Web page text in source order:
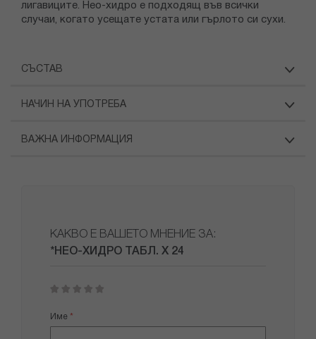
лигавиците. Нео-хидро е подходящ във всички
случаи, когато усещате устата или гърлото си сухи.
СЪСТАВ
НАЧИН НА УПОТРЕБА
ВАЖНА ИНФОРМАЦИЯ
КАКВО Е ВАШЕТО МНЕНИЕ ЗА:
*НЕО-ХИДРО ТАБЛ. Х 24
star
stars
stars
stars
stars
Име